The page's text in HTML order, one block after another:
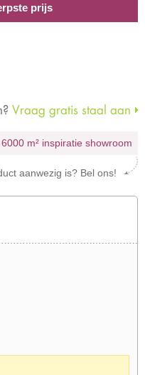
prijs
Vraag gratis staal aan
m² inspiratie showroom
aanwezig is? Bel ons!